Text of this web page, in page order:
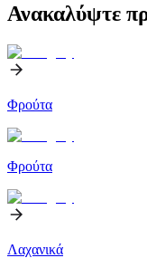
Ανακαλύψτε
Φρούτα
Φρούτα
Λαχανικά